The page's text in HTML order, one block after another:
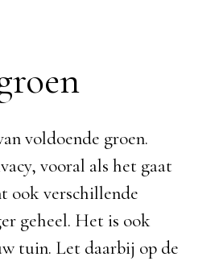
voldoende groen.
vooral als het gaat
ook verschillende
geheel. Het is ook
tuin. Let daarbij op de